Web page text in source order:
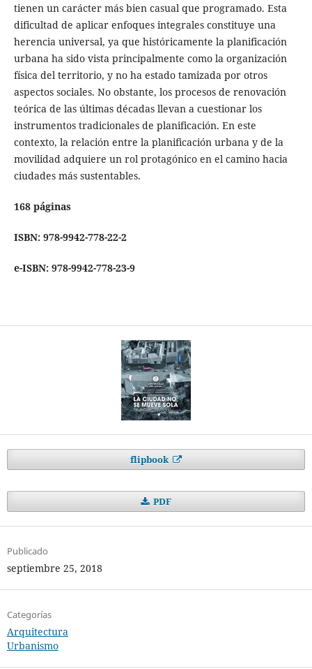
tienen un carácter más bien casual que programado. Esta
dificultad de aplicar enfoques integrales constituye una
herencia universal, ya que históricamente la planificación
urbana ha sido vista principalmente como la organización
física del territorio, y no ha estado tamizada por otros
aspectos sociales. No obstante, los procesos de renovación
teórica de las últimas décadas llevan a cuestionar los
instrumentos tradicionales de planificación. En este
contexto, la relación entre la planificación urbana y de la
movilidad adquiere un rol protagónico en el camino hacia
ciudades más sustentables.
168 páginas
ISBN: 978-9942-778-22-2
e-ISBN: 978-9942-778-23-9
flipbook
PDF
Publicado
septiembre 25, 2018
Categorías
Arquitectura
Urbanismo